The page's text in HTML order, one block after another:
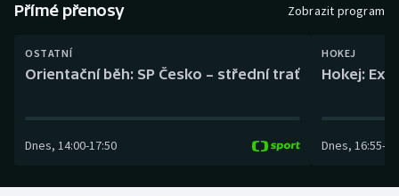
Dostihy
Přímé přenosy Zobrazit program
OSTATNÍ
Orientační běh: SP Česko – střední trať
Dnes, 14:00-17:50
HOKEJ
Hokej:
Dnes, 16:55-